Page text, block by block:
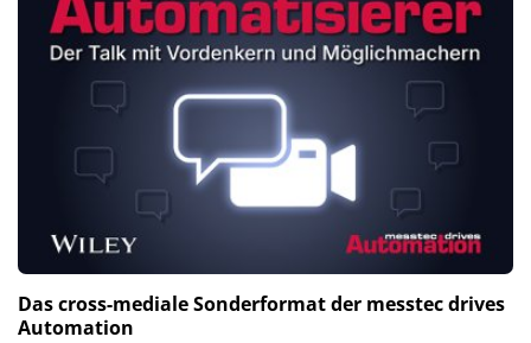
Das cross-mediale Sonderformat der messtec drives
Automation